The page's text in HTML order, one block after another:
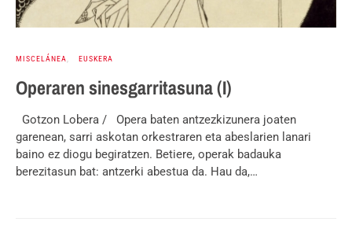
MISCELÁNEA EUSKERA
Operaren sinesgarritasuna (I)
Gotzon Lobera / Opera baten antzezkizunera joaten
garenean, sarri askotan orkestraren eta abeslarien lanari
baino ez diogu begiratzen. Betiere, operak badauka
berezitasun bat: antzerki abestua da. Hau da,…